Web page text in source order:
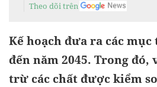
Theo dõi trên
Kế hoạch đưa ra các
đến năm 2045. Trong đó,
trừ các chất được kiểm